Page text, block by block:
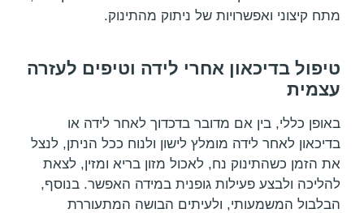
מתח קיצוני ואפשרויות של ניתוק מהתינוק.
טיפול בדיכאון אחרי לידה וטיפים לעזרה
עצמית
באופן כללי, בין אם מדובר בדכדוך לאחר לידה או
בדיכאון לאחר לידה מומלץ לישון ולנוח ככל הניתן, לנצל
את הזמן כשהתינוק נח, לאכול מזון בריא ומזין, לצאת
להליכה ולבצע פעילות גופנית במידה האפשר. בנוסף,
הבלבול המשמעותי, ולעיתים הבושה המתעוררת